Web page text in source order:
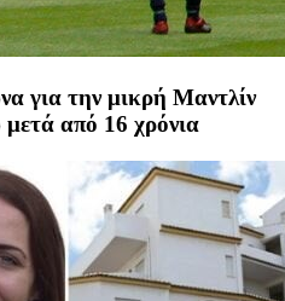
για την μικρή Μαντλίν
μετά από 16 χρόνια